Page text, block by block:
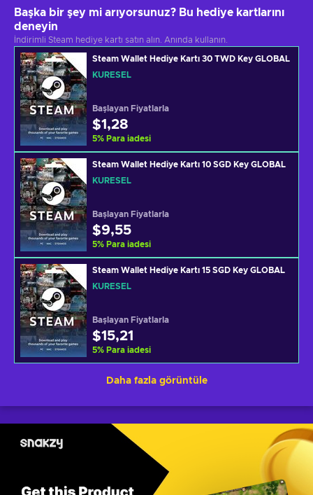
Başka bir şey mi arıyorsunuz? Bu hediye kartlarını
deneyin
İndirimli Steam hediye kartı satın alın. Anında kullanın.
Steam Wallet Hediye Kartı 30 TWD Key GLOBAL
KÜRESEL
Başlayan Fiyatlarla
$1,28
5% Para iadesi
Steam Wallet Hediye Kartı 10 SGD Key GLOBAL
KÜRESEL
Başlayan Fiyatlarla
$9,55
5% Para iadesi
Steam Wallet Hediye Kartı 15 SGD Key GLOBAL
KÜRESEL
Başlayan Fiyatlarla
$15,21
5% Para iadesi
Daha fazla görüntüle